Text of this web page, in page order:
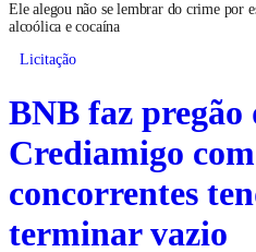
Ele alegou não se lembrar do crime por
alcoólica e cocaína
Licitação
BNB faz pregão
Crediamigo
concorrentes
terminar vazio